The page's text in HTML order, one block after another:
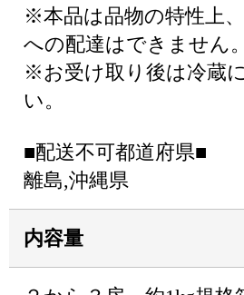
※本品は品物の特性上
への配達はできません。
※お受け取り後は冷蔵
い。
■配送不可都道府県■
離島,沖縄県
内容量